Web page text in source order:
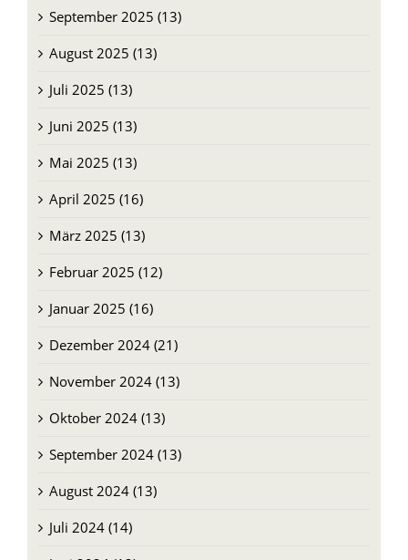
September 2025 (13)
August 2025 (13)
Juli 2025 (13)
Juni 2025 (13)
Mai 2025 (13)
April 2025 (16)
März 2025 (13)
Februar 2025 (12)
Januar 2025 (16)
Dezember 2024 (21)
November 2024 (13)
Oktober 2024 (13)
September 2024 (13)
August 2024 (13)
Juli 2024 (14)